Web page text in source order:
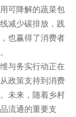
可降解的蔬菜包
减少碳排放，践
也赢得了消费者
与务实行动正在
政策支持到消费
未来，随着乡村
流通的重要支